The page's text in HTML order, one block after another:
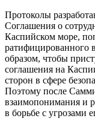
Протоколы
Соглашения о
Каспийском море,
ратифицированного
образом, чтобы
соглашения на
сторон в сфере
Поэтому после
взаимопонимания и
в борьбе с угрозами